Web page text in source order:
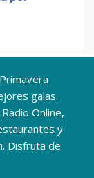
galas.
Online,
y
Disfruta de